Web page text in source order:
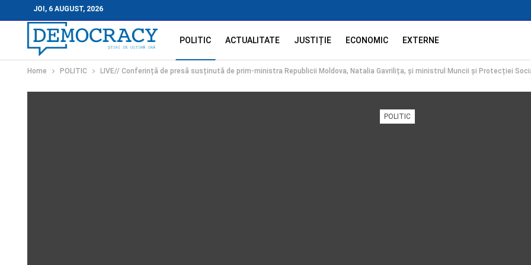
JOI, 6 AUGUST, 2026
POLITIC ACTUALITATE JUSTIȚIE ECONOMIC EXTERNE
Home POLITIC LIVE// Conferință de presă susținută de prim-ministra Republicii Moldova, Natalia Gavrilița, și ministrul Muncii și Protecției
POLITIC